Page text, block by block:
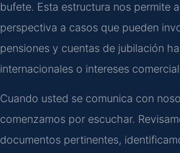
bufete. Esta estructura nos permite
perspectiva a casos que pueden
pensiones y cuentas de jubilación
internacionales o intereses
Cuando usted se comunica con
comenzamos por escuchar.
documentos pertinentes,